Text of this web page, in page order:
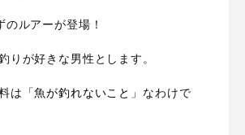
ルアーが登場！
りが好きな男性とします。
は「魚が釣れないこと 」なわけで